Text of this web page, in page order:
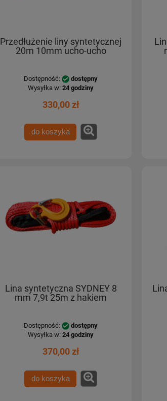
Przedłużenie liny syntetycznej
20m 10mm ucho-ucho
Dostępność:
dostępny
Wysyłka w: 24 godziny
330,00 zł
do koszyka
Lina syntetyczna SYDNEY 8
mm 7,9t 25m z hakiem
Dostępność:
dostępny
Wysyłka w: 24 godziny
370,00 zł
do koszyka